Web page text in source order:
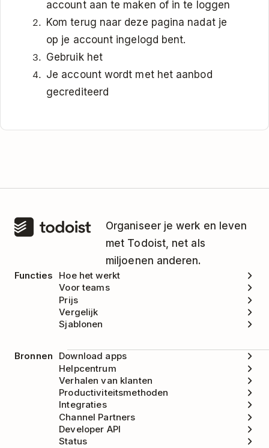
account aan te maken of in te loggen
Kom terug naar deze pagina nadat je
op je account ingelogd bent.
Gebruik het
Je account wordt met het aanbod
gecrediteerd
Organiseer je werk en leven
met Todoist, net als
miljoenen anderen.
Functies
Hoe het werkt
Voor teams
Prijs
Vergelijk
Sjablonen
Bronnen
Download apps
Helpcentrum
Verhalen van klanten
Productiviteitsmethoden
Integraties
Channel Partners
Developer API
Status